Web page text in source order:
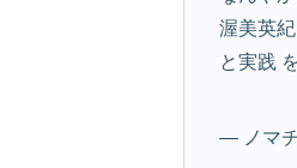
渥美英
と実践
— ノマ